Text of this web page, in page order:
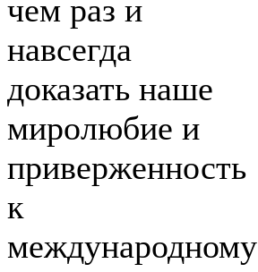
чем раз и
навсегда
доказать наше
миролюбие и
приверженность
к
международному